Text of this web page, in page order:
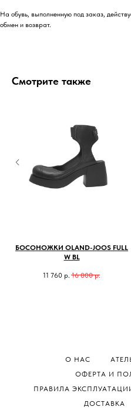
На обувь, выполненную под заказ,
обмен и возврат.
Смотрите также
БОСОНОЖКИ OLAND-JOOS FULL
W BL
11 760 р. 16 800 р.
О НАС
ОФЕРТА И
ПРАВИЛА
ДОСТАВКА